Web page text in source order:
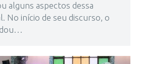
alguns aspectos dessa
No início de seu discurso, o